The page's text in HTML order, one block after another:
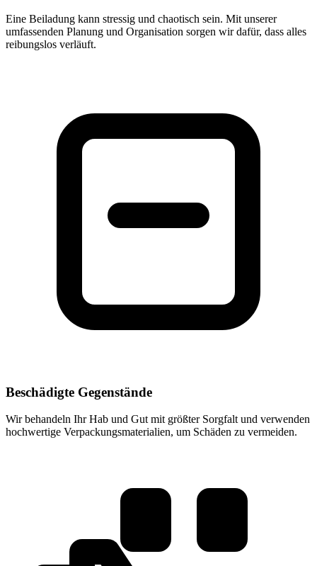
Eine Beiladung kann stressig und chaotisch sein. Mit unserer
umfassenden Planung und Organisation sorgen wir dafür, dass alles
reibungslos verläuft.
Beschädigte Gegenstände
Wir behandeln Ihr Hab und Gut mit größter Sorgfalt und verwenden
hochwertige Verpackungsmaterialien, um Schäden zu vermeiden.